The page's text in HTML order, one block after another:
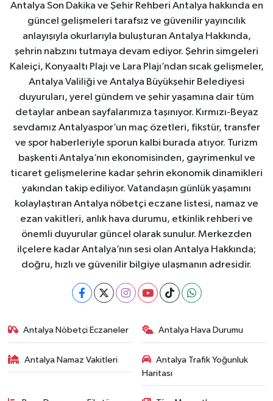
Antalya Son Dakika ve Şehir Rehberi Antalya hakkında en
güncel gelişmeleri tarafsız ve güvenilir yayıncılık
anlayışıyla okurlarıyla buluşturan Antalya Hakkında,
şehrin nabzını tutmaya devam ediyor. Şehrin simgeleri
Kaleiçi, Konyaaltı Plajı ve Lara Plajı’ndan sıcak gelişmeler,
Antalya Valiliği ve Antalya Büyükşehir Belediyesi
duyuruları, yerel gündem ve şehir yaşamına dair tüm
detaylar anbean sayfalarımıza taşınıyor. Kırmızı-Beyaz
sevdamız Antalyaspor’un maç özetleri, fikstür, transfer
ve spor haberleriyle sporun kalbi burada atıyor. Turizm
başkenti Antalya’nın ekonomisinden, gayrimenkul ve
ticaret gelişmelerine kadar şehrin ekonomik dinamikleri
yakından takip ediliyor. Vatandaşın günlük yaşamını
kolaylaştıran Antalya nöbetçi eczane listesi, namaz ve
ezan vakitleri, anlık hava durumu, etkinlik rehberi ve
önemli duyurular güncel olarak sunulur. Merkezden
ilçelere kadar Antalya’nın sesi olan Antalya Hakkında;
doğru, hızlı ve güvenilir bilgiye ulaşmanın adresidir.
Antalya Nöbetçi Eczaneler Antalya Hava Durumu
Antalya Namaz Vakitleri
Antalya Trafik Yoğunluk
Haritası